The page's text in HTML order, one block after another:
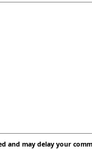
and may delay your